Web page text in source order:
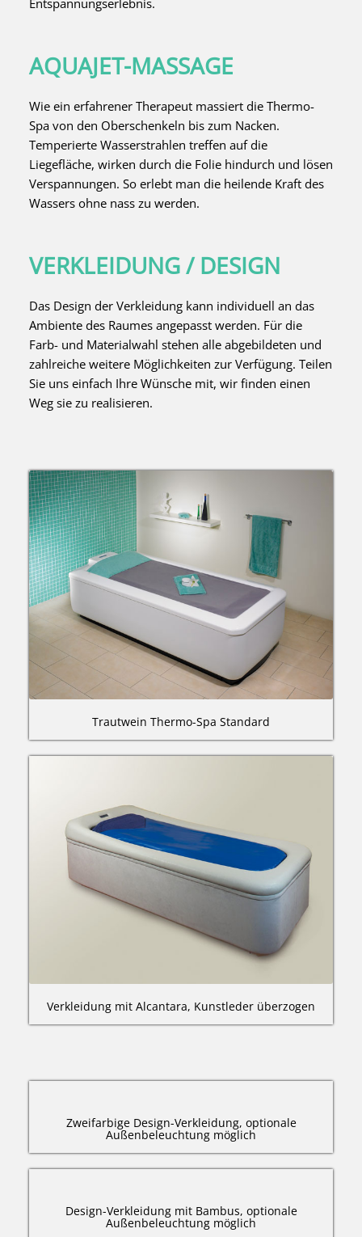
Entspannungserlebnis.
AQUAJET-MASSAGE
Wie ein erfahrener Therapeut massiert die Thermo-
Spa von den Oberschenkeln bis zum Nacken.
Temperierte Wasserstrahlen treffen auf die
Liegefläche, wirken durch die Folie hindurch und lösen
Verspannungen. So erlebt man die heilende Kraft des
Wassers ohne nass zu werden.
VERKLEIDUNG / DESIGN
Das Design der Verkleidung kann individuell an das
Ambiente des Raumes angepasst werden. Für die
Farb- und Materialwahl stehen alle abgebildeten und
zahlreiche weitere Möglichkeiten zur Verfügung. Teilen
Sie uns einfach Ihre Wünsche mit, wir finden einen
Weg sie zu realisieren.
Trautwein Thermo-Spa Standard
Verkleidung mit Alcantara, Kunstleder überzogen
Zweifarbige Design-Verkleidung, optionale
Außenbeleuchtung möglich
Design-Verkleidung mit Bambus, optionale
Außenbeleuchtung möglich